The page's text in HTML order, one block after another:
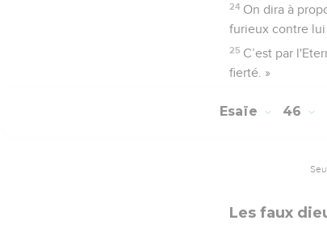
24 On dira à
furieux contre lui
25 C’est par
fierté. »
Esaïe 46
Les faux